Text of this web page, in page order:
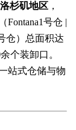
杉矶地区 ，
Fontana1号仓 |
仓）总面积达
个装卸口。
站式仓储与物